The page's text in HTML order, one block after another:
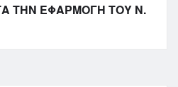
ΤΗΝ ΕΦΑΡΜΟΓΗ ΤΟΥ Ν.